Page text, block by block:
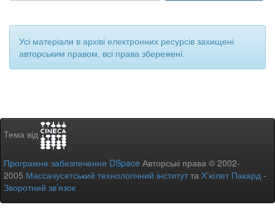
Усі матеріали в архіві електронних ресурсів захищені
авторським правом, всі права збережені.
Тема від
Програмне забезпечення DSpace Авторські права © 2002-
2005 Массачусетський технологічний інститутта Х’юлет Пакард -
Зворотний зв’язок